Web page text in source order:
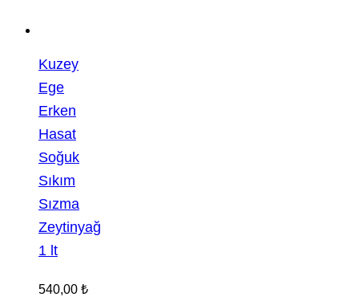
Kuzey
Ege
Erken
Hasat
Soğuk
Sıkım
Sızma
Zeytinyağ
1 lt
540,00 ₺